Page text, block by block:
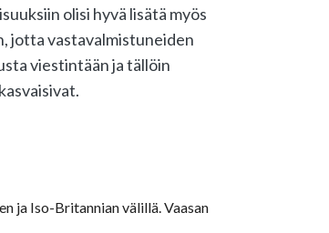
olisi hyvä lisätä myös
jotta vastavalmistuneiden
viestintään ja tällöin
ja Iso-Britannian välillä. Vaasan